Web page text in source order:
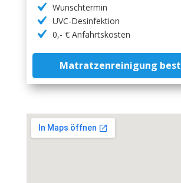
Wunschtermin
UVC-Desinfektion
0,- € Anfahrtskosten
Matratzenreinigung